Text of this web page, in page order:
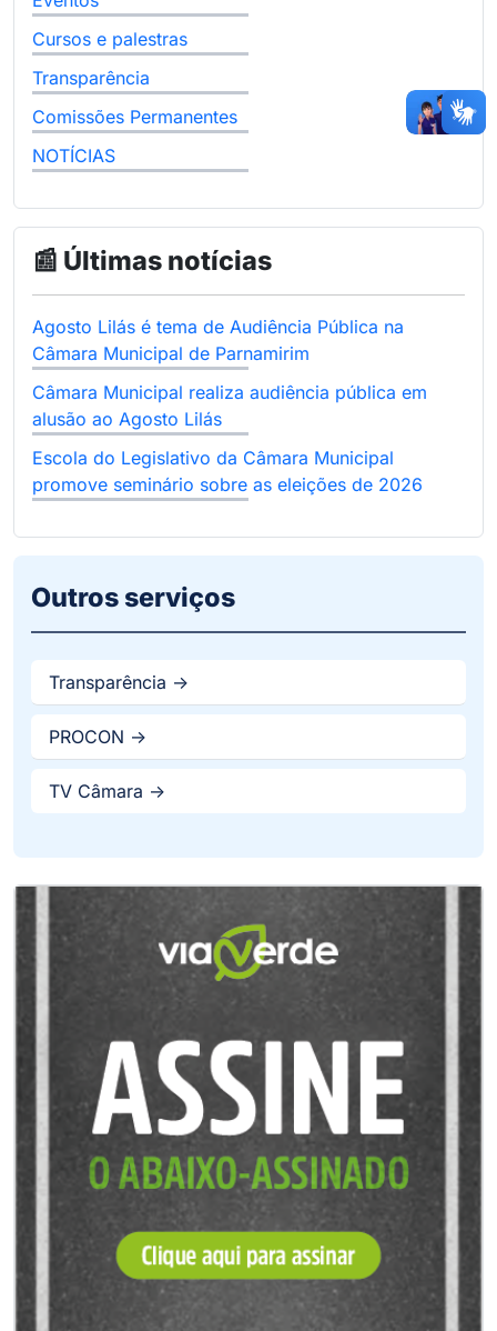
Cursos e palestras
Transparência
Comissões Permanentes
NOTÍCIAS
📰 Últimas notícias
Agosto Lilás é tema de Audiência Pública na
Câmara Municipal de Parnamirim
Câmara Municipal realiza audiência pública em
alusão ao Agosto Lilás
Escola do Legislativo da Câmara Municipal
promove seminário sobre as eleições de 2026
Outros serviços
Transparência ->
PROCON ->
TV Câmara ->